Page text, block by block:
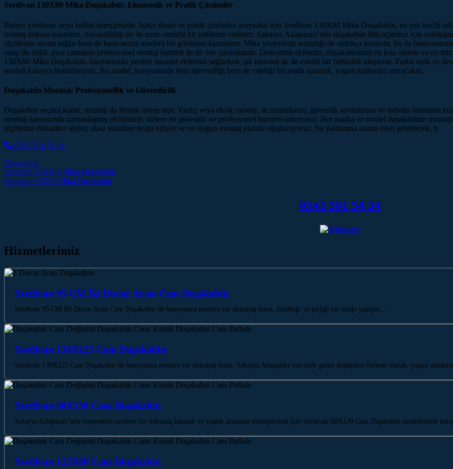
Serdivan 130X80 Mika Duşakabin: Ekonomik ve Pratik Çözümler
Banyo yenileme veya tadilat süreçlerinde, bütçe dostu ve pratik çözümler arayanlar için Serdivan 130X80 Mika Duşakabin, en çok tercih
montaj imkanı sunarken, dayanıklılığı ile de uzun ömürlü bir kullanım vadeder. Sakarya Adapazarı’nda duşakabin ihtiyaçlarınız için
ölçülerine uyum sağlar hem de banyonuza modern bir görünüm kazandırır. Mika yüzeylerin temizliği de oldukça kolaydır, bu da
satışı ile değil, aynı zamanda profesyonel montaj hizmeti ile de öne çıkmaktadır. Deneyimli ekibimiz, duşakabininizi en kısa sürede ve en
130X80 Mika Duşakabin, banyonuzda yerden tasarruf etmenizi sağlarken, şık tasarımı ile de estetik bir bütünlük oluşturur. Farklı renk ve
modeli kolayca bulabilirsiniz. Bu model, banyonuzda hem işlevselliği hem de estetiği bir arada sunarak, yaşam kalitenizi artıracaktır.
Duşakabin Montajı: Profesyonellik ve Güvenilirlik
Duşakabin seçimi kadar, montajı da büyük önem taşır. Yanlış veya eksik montaj, su sızıntılarına, güvenlik sorunlarına ve ürünün ömrünün
montajı konusunda uzmanlaşmış ekibimizle, sizlere en güvenilir ve profesyonel hizmeti sunuyoruz. Her marka ve model duşakabinin
ölçülerini dikkatlice alıyor, olası sorunları tespit ediyor ve en uygun montaj planını oluşturuyoruz. Su yalıtımına azami özen göstererek, b
0543 501 54 34
Duşakabin
Post navigation
Serdivan 80X105 Mika Duşakabin
Serdivan 95X65 Mika Duşakabin
0543 501 54 34
Hizmetlerimiz
Serdivan 95 CM İki Duvar Arası Cam Duşakabin
Serdivan 95 CM İki Duvar Arası Cam Duşakabin ile banyonuza modern bir dokunuş katın, ferahlığı ve şıklığı bir arada yaşayın.…
Serdivan 130X125 Cam Duşakabin
Serdivan 130X125 Cam Duşakabin ile banyonuza modern bir dokunuş katın. Sakarya Adapazarı’nın önde gelen duşakabin firması olarak, yaşam
Serdivan 60X130 Cam Duşakabin
Sakarya Adapazarı’nda banyonuza modern bir dokunuş katmak ve yaşam alanınızı dönüştürmek için Serdivan 60X130 Cam Duşakabin modelimizle
Serdivan 125X60 Cam Duşakabin